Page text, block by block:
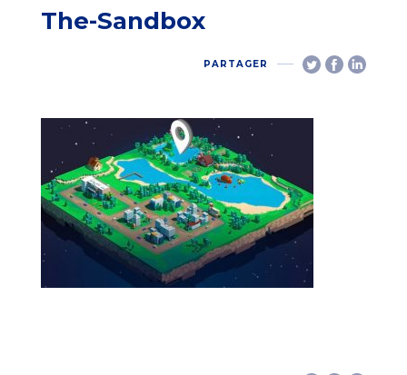
The-Sandbox
PARTAGER